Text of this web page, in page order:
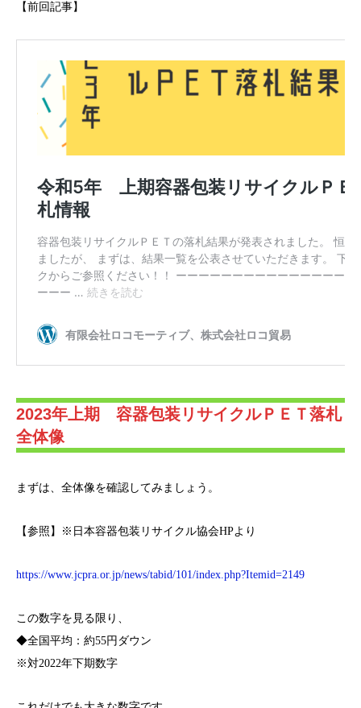
【前回記事】
2023年上期 容器包装リサイクルＰＥＴ落札
全体像
まずは、全体像を確認してみましょう。
【参照】※日本容器包装リサイクル協会HPより
https://www.jcpra.or.jp/news/tabid/101/index.php?Itemid=2149
この数字を見る限り、
◆全国平均：約55円ダウン
※対2022年下期数字